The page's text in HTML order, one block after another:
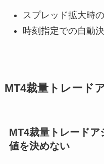
スプレッド拡大時
時刻指定での自動
MT4裁量トレード
MT4裁量トレード
値を決めない